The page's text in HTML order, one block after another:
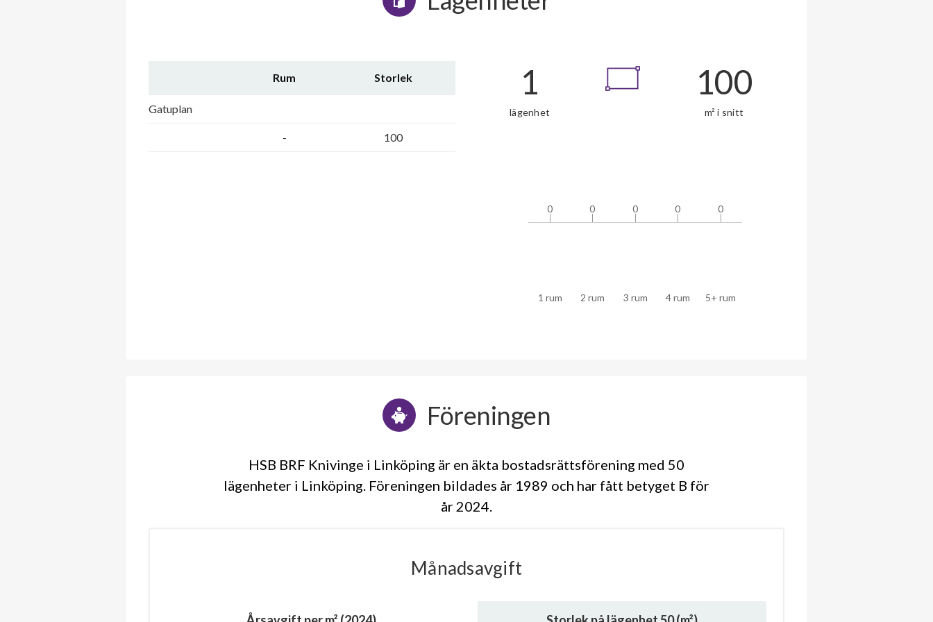
Rum Storlek
Gatuplan
- 100
1
lägenhet
100
m² i snitt
1 rum 2 rum 3 rum 4 rum 5+ rum
0
0 0
0 0
0 0
0 0
0
Föreningen
HSB BRF Knivinge i Linköping är en äkta bostadsrättsförening med 50
lägenheter i Linköping. Föreningen bildades år 1989 och har fått betyget B för
år 2024
Månadsavgift